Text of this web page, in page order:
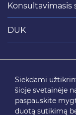
Konsultavimasis
DUK
SEKITE MUS
Siekdami
šioje svetainėje
paspauskite
duotą sutikimą